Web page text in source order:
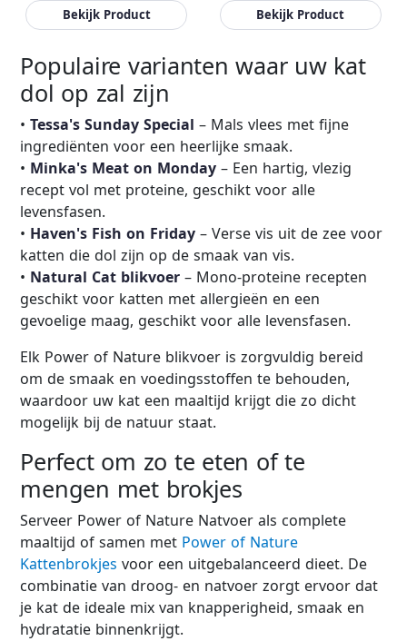
Bekijk Product Bekijk Product
Populaire varianten waar uw kat
dol op zal zijn
•Tessa's Sunday Special – Mals vlees met fijne
ingrediënten voor een heerlijke smaak.
• Minka's Meat on Monday – Een hartig, vlezig
recept vol met proteine, geschikt voor alle
levensfasen.
• Haven's Fish on Friday – Verse vis uit de zee voor
katten die dol zijn op de smaak van vis.
• Natural Cat blikvoer – Mono-proteine recepten
geschikt voor katten met allergieën en een
gevoelige maag, geschikt voor alle levensfasen.
Elk Power of Nature blikvoer is zorgvuldig bereid
om de smaak en voedingsstoffen te behouden,
waardoor uw kat een maaltijd krijgt die zo dicht
mogelijk bij de natuur staat.
Perfect om zo te eten of te
mengen met brokjes
Serveer Power of Nature Natvoer als complete
maaltijd of samen met Power of Nature
Kattenbrokjes voor een uitgebalanceerd dieet. De
combinatie van droog- en natvoer zorgt ervoor dat
je kat de ideale mix van knapperigheid, smaak en
hydratatie binnenkrijgt.